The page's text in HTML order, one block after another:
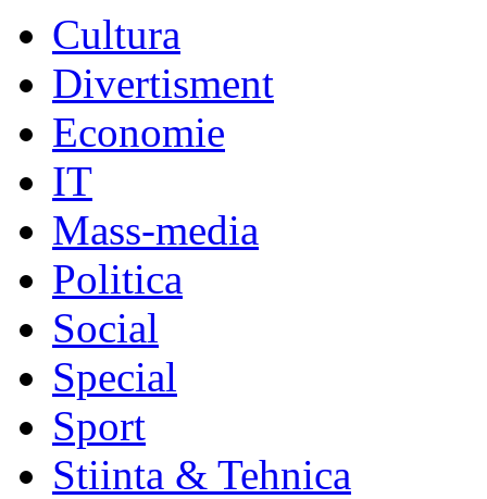
Cultura
Divertisment
Economie
IT
Mass-media
Politica
Social
Special
Sport
Stiinta & Tehnica